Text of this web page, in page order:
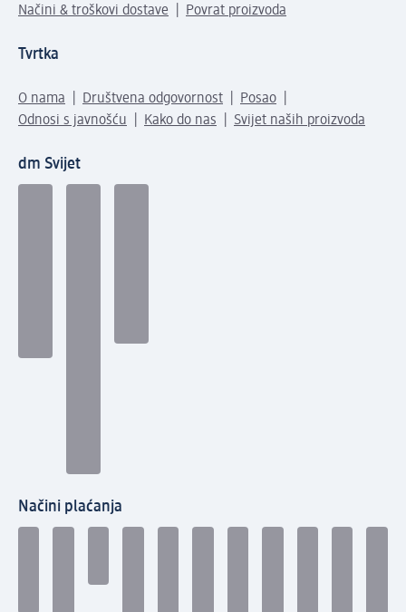
Načini & troškovi dostave
Povrat proizvoda
Tvrtka
O nama Društvena odgovornost
Posao
Odnosi s javnošću
Kako do nas Svijet naših proizvoda
dm Svijet
Načini plaćanja